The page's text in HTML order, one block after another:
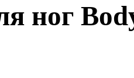
ног